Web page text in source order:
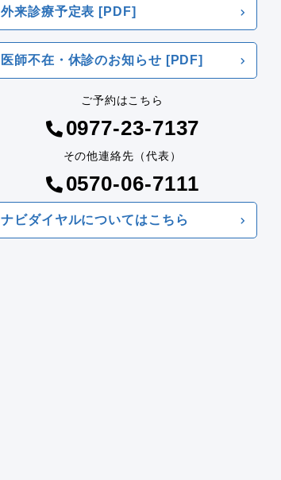
外来診療予定表 [PDF]
医師不在・休診のお知らせ [PDF]
ご予約はこちら
0977-23-7137
その他連絡先（代表）
0570-06-7111
ナビダイヤルについてはこちら